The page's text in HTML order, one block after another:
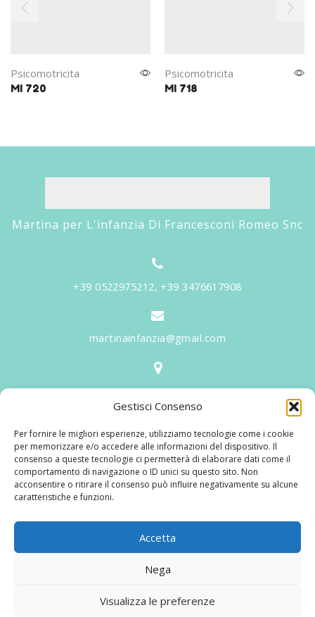
Gestisci Consenso
Per fornire le migliori esperienze, utilizziamo tecnologie come i cookie
per memorizzare e/o accedere alle informazioni del dispositivo. Il
consenso a queste tecnologie ci permetterà di elaborare dati come il
comportamento di navigazione o ID unici su questo sito. Non
acconsentire o ritirare il consenso può influire negativamente su alcune
caratteristiche e funzioni.
Accetta
Nega
Visualizza le preferenze
Psicomotricita
MI 720
Psicomotricita
MI 718
Martina per L'infanzia Di Francesconi Romeo Snc
+39 0522975212, +39 3476617908
martinainfanzia@gmail.com
V.le Tiziano, 20 - 42046 Reggiolo
Martina per l'Infanzia, un nome ed un progetto che
nasce prima di tutto da una provata esperienza
maturata sul campo dal suo fondatore in 25 anni di
lavoro. La didattica rivolta al bambino nei suoi primi
aggiornandone continuamente i progetti educativi.
© 2025 Martina per L'infanzia Di Francesconi Romeo Snc | P.IVA:
Privacy policy